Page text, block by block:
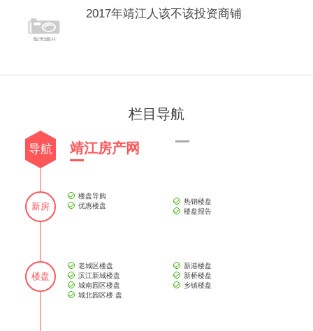
2017年靖江人该不该投资商铺
栏目导航
导航 靖江房产网
新房
楼盘导购
优惠楼盘
热销楼盘
楼盘报告
楼盘
老城区楼盘
滨江新城楼盘
城南园区楼盘
城北园区楼 盘
新港楼盘
新桥楼盘
乡镇楼盘